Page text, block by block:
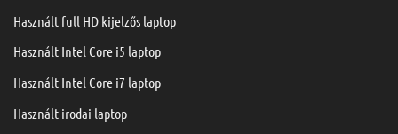
Használt full HD kijelzős laptop
Használt Intel Core i5 laptop
Használt Intel Core i7 laptop
Használt irodai laptop